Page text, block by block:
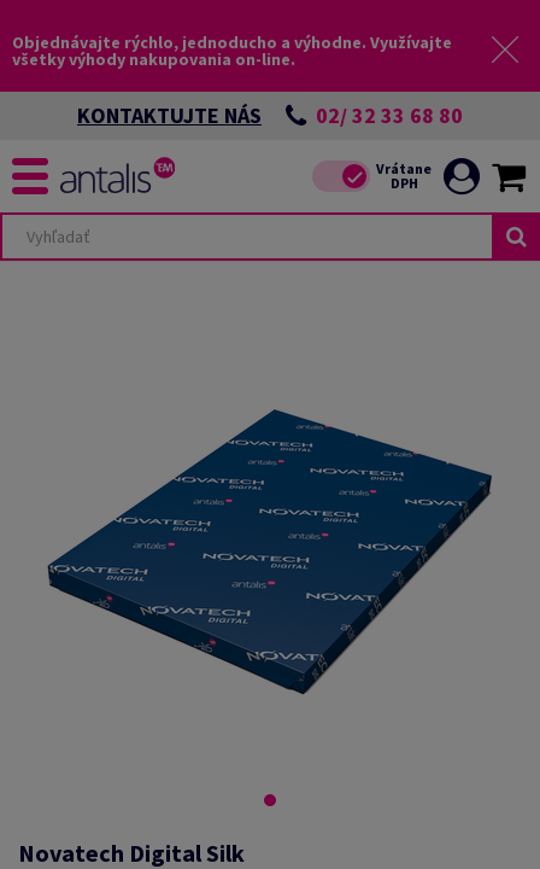
Objednávajte rýchlo, jednoducho a výhodne. Využívajte
všetky výhody nakupovania on-line.
KONTAKTUJTE NÁS 02/ 32 33 68 80
Novatech Digital Silk